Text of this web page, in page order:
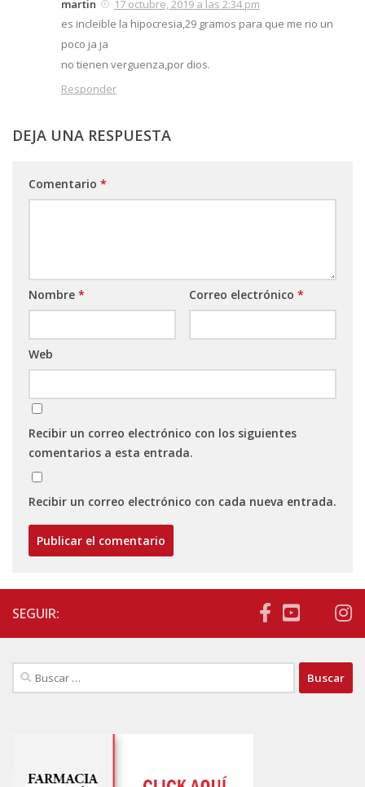
martin
17 octubre, 2019 a las 2:34 pm
es incleible la hipocresia,29 gramos para que me rio un
poco ja ja
no tienen verguenza,por dios.
Responder
DEJA UNA RESPUESTA
Comentario *
Nombre * Correo electrónico *
Web
Recibir un correo electrónico con los siguientes
comentarios a esta entrada.
Recibir un correo electrónico con cada nueva entrada.
SEGUIR:
Buscar: